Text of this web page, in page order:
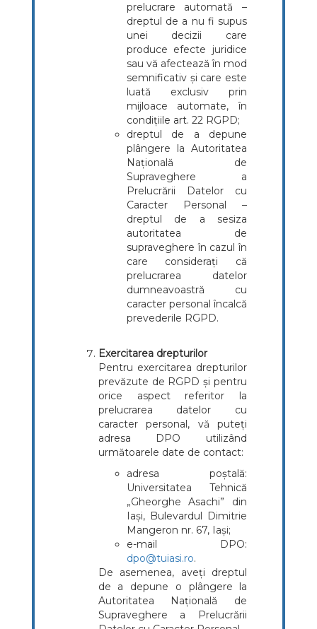
prelucrare automată –
dreptul de a nu fi supus
unei decizii care
produce efecte juridice
sau vă afectează în mod
semnificativ și care este
luată exclusiv prin
mijloace automate, în
condițiile art. 22 RGPD;
dreptul de a depune
plângere la Autoritatea
Națională de
Supraveghere a
Prelucrării Datelor cu
Caracter Personal –
dreptul de a sesiza
autoritatea de
supraveghere în cazul în
care considerați că
prelucrarea datelor
dumneavoastră cu
caracter personal încalcă
prevederile RGPD.
Exercitarea drepturilor
Pentru exercitarea drepturilor
prevăzute de RGPD și pentru
orice aspect referitor la
prelucrarea datelor cu
caracter personal, vă puteți
adresa DPO utilizând
următoarele date de contact:
adresa poștală:
Universitatea Tehnică
„Gheorghe Asachi” din
Iași, Bulevardul Dimitrie
Mangeron nr. 67, Iași;
e-mail DPO:
dpo@tuiasi.ro.
De asemenea, aveți dreptul
de a depune o plângere la
Autoritatea Națională de
Supraveghere a Prelucrării